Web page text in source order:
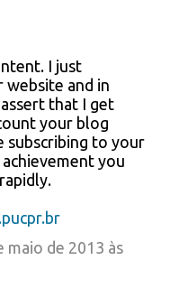
I just
website and in
that I get
your blog
subscribing to your
you
maio de 2013 às